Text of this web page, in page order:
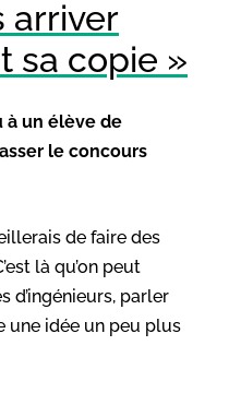
arriver
sa copie »
à un élève de
le concours
de faire des
là qu’on peut
d’ingénieurs, parler
une idée un peu plus